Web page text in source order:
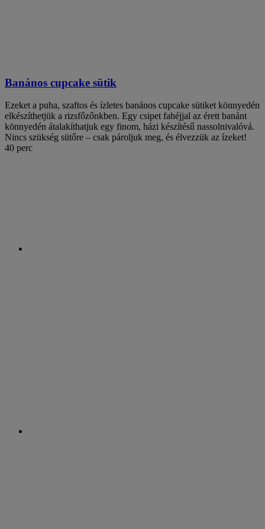
Banános cupcake sütik
Ezeket a puha, szaftos és ízletes banános cupcake sütiket könnyedén
elkészíthetjük a rizsfőzőnkben. Egy csipet fahéjjal az érett banánt
könnyedén átalakíthatjuk egy finom, házi készítésű nassolnivalóvá.
Nincs szükség sütőre – csak pároljuk meg, és élvezzük az ízeket!
40 perc